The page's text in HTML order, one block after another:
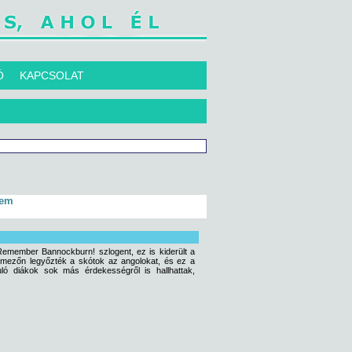
KAPCSOLAT
Bannockburn! szlogent, ez is kiderült a
legyőzték a skótok az angolokat, és ez a
diákok sok más érdekességről is hallhattak,